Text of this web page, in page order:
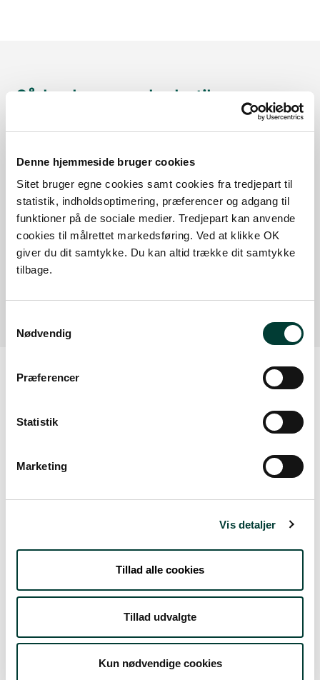
Denne hjemmeside bruger cookies
Sitet bruger egne cookies samt cookies fra tredjepart til
statistik, indholdsoptimering, præferencer og adgang til
funktioner på de sociale medier. Tredjepart kan anvende
cookies til målrettet markedsføring. Ved at klikke OK
giver du dit samtykke. Du kan altid trække dit samtykke
tilbage.
Nødvendig
Præferencer
Statistik
Marketing
Vis detaljer
Tillad alle cookies
Tillad udvalgte
Kun nødvendige cookies
Sådan kommer du dertil
Med offentlig transport
Google Maps
Årup Skov, Nedervej
skydække
21°11° spredte skyer